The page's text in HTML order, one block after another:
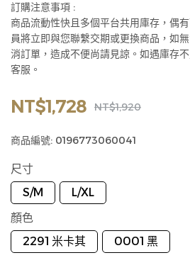
訂購注意事項 :
商品流動性快且多個平台共用庫存，偶
員將立即與您聯繫交期或更換商品，如
消訂單，造成不便尚請見諒。如遇庫存
客服。
NT$1,728 NT$1,920
商品編號: 0196773060041
尺寸
S/M
L/XL
顏色
2291 米卡其
0001 黑